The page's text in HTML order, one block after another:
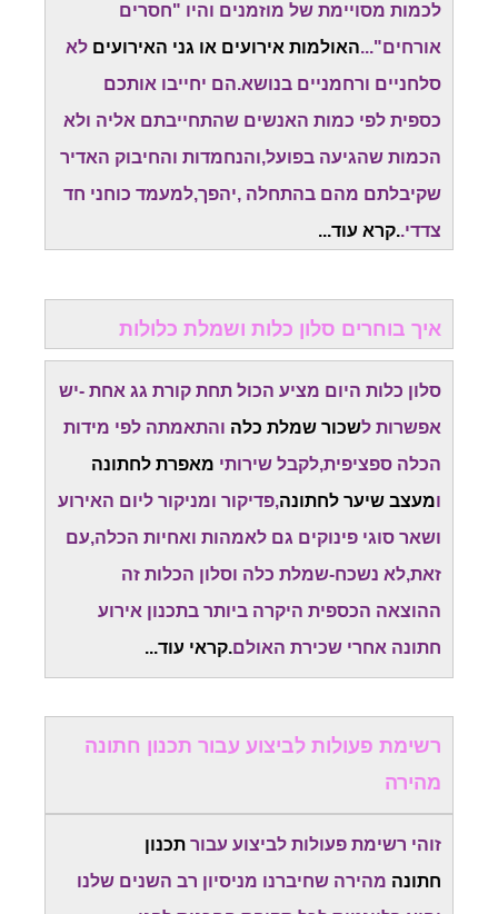
לכמות מסויימת של מוזמנים והיו "חסרים
אורחים"...האולמות אירועים או גני האירועים לא
סלחניים ורחמניים בנושא.הם יחייבו אותכם
כספית לפי כמות האנשים שהתחייבתם אליה ולא
הכמות שהגיעה בפועל,והנחמדות והחיבוק האדיר
שקיבלתם מהם בהתחלה ,יהפך,למעמד כוחני חד
צדדי..קרא עוד...
איך בוחרים סלון כלות ושמלת כלולות
סלון כלות היום מציע הכול תחת קורת גג אחת -יש
אפשרות לשכור שמלת כלה והתאמתה לפי מידות
הכלה ספציפית,לקבל שירותי מאפרת לחתונה
ומעצב שיער לחתונה,פדיקור ומניקור ליום האירוע
ושאר סוגי פינוקים גם לאמהות ואחיות הכלה,עם
זאת,לא נשכח-שמלת כלה וסלון הכלות זה
ההוצאה הכספית היקרה ביותר בתכנון אירוע
חתונה אחרי שכירת האולם.קראי עוד...
רשימת פעולות לביצוע עבור תכנון חתונה
מהירה
זוהי רשימת פעולות לביצוע עבור תכנון
חתונה מהירה שחיברנו מניסיון רב השנים שלנו